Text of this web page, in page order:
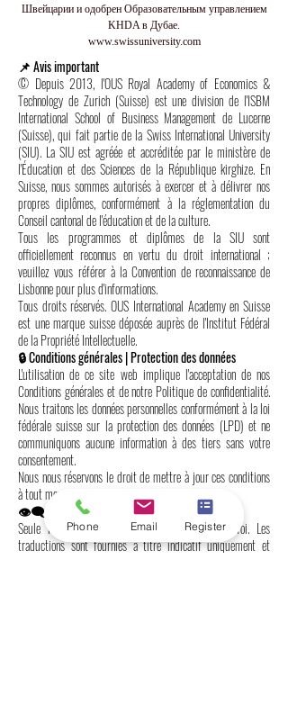
Швейцарии и одобрен Образовательным управлением
KHDA в Дубае.
www.swissuniversity.com
📌 Avis important
© Depuis 2013, l'OUS Royal Academy of Economics &
Technology de Zurich (Suisse) est une division de l'ISBM
International School of Business Management de Lucerne
(Suisse), qui fait partie de la Swiss International University
(SIU). La SIU est agréée et accréditée par le ministère de
l'Éducation et des Sciences de la République kirghize. En
Suisse, nous sommes autorisés à exercer et à délivrer nos
propres diplômes, conformément à la réglementation du
Conseil cantonal de l'éducation et de la culture.
Tous les programmes et diplômes de la SIU sont
officiellement reconnus en vertu du droit international ;
veuillez vous référer à la Convention de reconnaissance de
Lisbonne pour plus d'informations.
Tous droits réservés. OUS International Academy en Suisse
est une marque suisse déposée auprès de l'Institut Fédéral
de la Propriété Intellectuelle.
🔒 Conditions générales | Protection des données
L'utilisation de ce site web implique l'acceptation de nos
Conditions générales et de notre Politique de confidentialité.
Nous traitons les données personnelles conformément à la loi
fédérale suisse sur la protection des données (LPD) et ne
communiquons aucune information à des tiers sans votre
consentement.
Nous nous réservons le droit de mettre à jour ces conditions
à tout moment.
👁️‍🗨️ Version linguistique autorisée
Seule la version anglaise de ce site web fait foi. Les
traductions sont fournies à titre indicatif uniquement et
Phone Email Register